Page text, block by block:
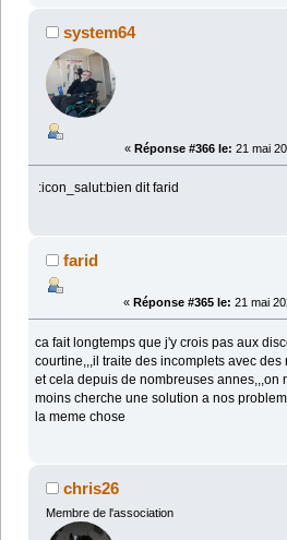
system64
« Réponse #366 le: 21 mai
:icon_salut:bien dit farid
farid
« Réponse #365 le: 21 mai
ca fait longtemps que j'y crois pas aux
courtine,,,il traite des incomplets avec
et cela depuis de nombreuses annes,,,on
moins cherche une solution a nos
la meme chose
chris26
Membre de l'association